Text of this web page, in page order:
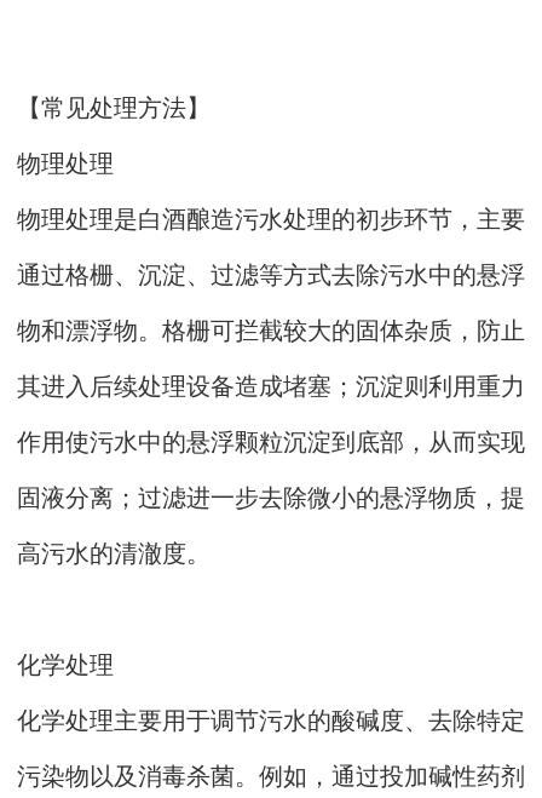
【常见处理方法】
物理处理
物理处理是白酒酿造污水处理的初步环节，主要
通过格栅、沉淀、过滤等方式去除污水中的悬浮
物和漂浮物。格栅可拦截较大的固体杂质，防止
其进入后续处理设备造成堵塞；沉淀则利用重力
作用使污水中的悬浮颗粒沉淀到底部，从而实现
固液分离；过滤进一步去除微小的悬浮物质，提
高污水的清澈度。
化学处理
化学处理主要用于调节污水的酸碱度、去除特定
污染物以及消毒杀菌。例如，通过投加碱性药剂